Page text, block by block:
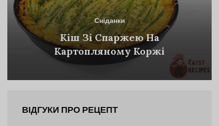
Сніданки
Кіш Зі Спаржею На
Картопляному Коржі
ВІДГУКИ ПРО РЕЦЕПТ